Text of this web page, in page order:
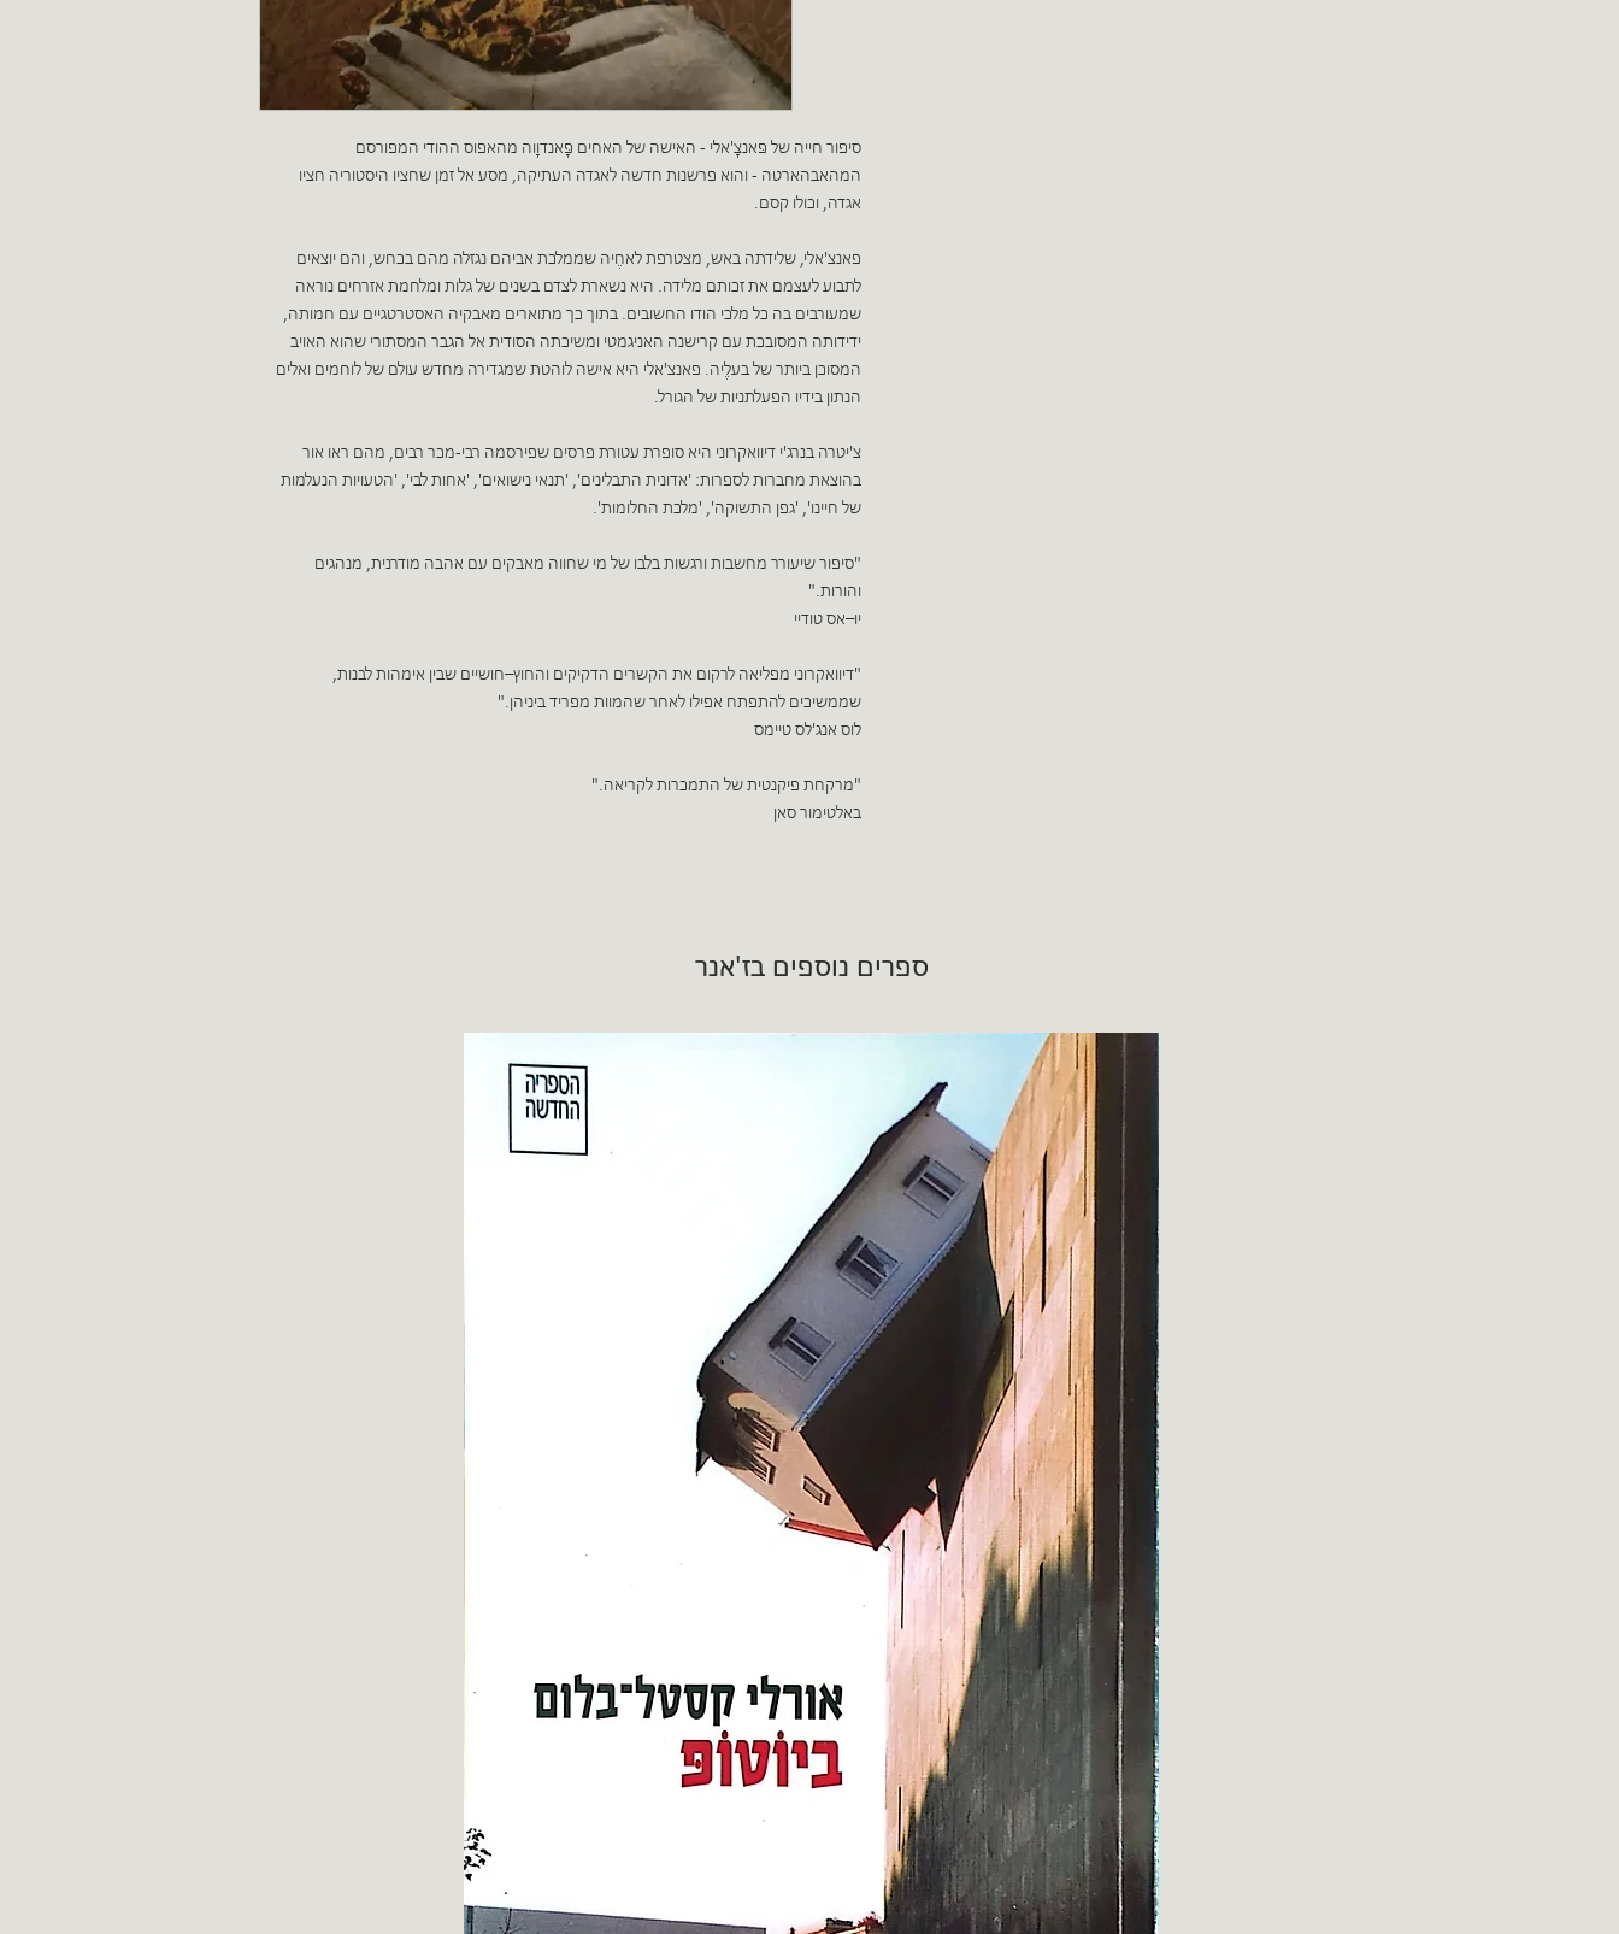
סיפור חייה של פּאנצָ'אלי - האישה של האחים פָּאנדוָוה מהאפוס ההודי המפורסם
המהאבהארטה - והוא פרשנות חדשה לאגדה העתיקה, מסע אל זמן שחציו היסטוריה חציו
אגדה, וכולו קסם.
פאנצ'אלי, שלידתה באש, מצטרפת לאחֶיה שממלכת אביהם נגזלה מהם בכחש, והם יוצאים
לתבוע לעצמם את זכותם מלידה. היא נשארת לצדם בשנים של גלות ומלחמת אזרחים נוראה
שמעורבים בה כל מלכי הודו החשובים. בתוך כך מתוארים מאבקיה האסטרטגיים עם חמותה,
ידידותה המסובכת עם קרישנה האניגמטי ומשיכתה הסודית אל הגבר המסתורי שהוא האויב
המסוכן ביותר של בעלֶיה. פאנצ'אלי היא אישה לוהטת שמגדירה מחדש עולם של לוחמים ואלים
הנתון בידיו הפעלתניות של הגורל.
צ'יטרה בנרג'י דיוואקרוני היא סופרת עטורת פרסים שפירסמה רבי-מכר רבים, מהם ראו אור
בהוצאת מחברות לספרות: 'אדונית התבלינים', 'תנאי נישואים', 'אחות לבי', 'הטעויות הנעלמות
של חיינו', 'גפן התשוקה', 'מלכת החלומות'.
"סיפור שיעורר מחשבות ורגשות בלבו של מי שחווה מאבקים עם אהבה מודרנית, מנהגים
והורות."
יו–אס טודיי
"דיוואקרוני מפליאה לרקום את הקשרים הדקיקים והחוץ–חושיים שבין אימהות לבנות,
שממשיכים להתפתח אפילו לאחר שהמוות מפריד ביניהן."
לוס אנג'לס טיימס
"מרקחת פיקנטית של התמכרות לקריאה."
באלטימור סאן
ספרים נוספים בז'אנר